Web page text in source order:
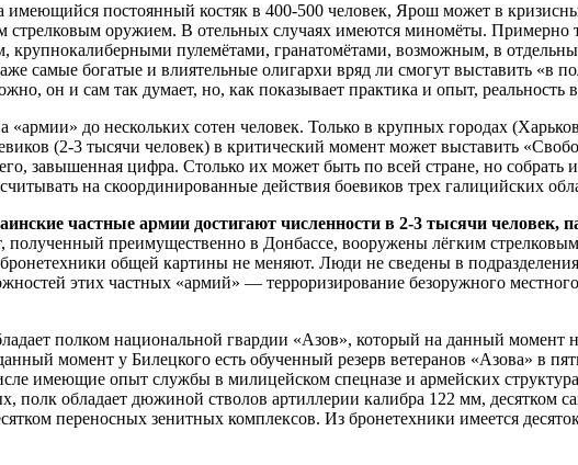
постоянный костяк в 400-500 человек, Ярош может в
стрелковым оружием. В отельных случаях имеются миномёты.
крупнокалиберными пулемётами, гранатомётами, возможным, в
самые богатые и влиятельные олигархи вряд ли смогут выставить «в
он и сам так думает, но, как показывает практика и опыт, реальность
до нескольких сотен человек. Только в крупных городах
(2-3 тысячи человек) в критический момент может выставить
завышенная цифра. Столько их может быть по всей стране, но
на скоординированные действия боевиков трех галицийских
частные армии достигают численности в 2-3 тысячи человек,
преимущественно в Донбассе, вооружены лёгким
общей картины не меняют. Люди не сведены в
этих частных «армий» — терроризирование безоружного
полком национальной гвардии «Азов», который на данный момент
момент у Билецкого есть обученный резерв ветеранов «Азова» в
имеющие опыт службы в милицейском спецназе и армейских
полк обладает дюжиной стволов артиллерии калибра 122 мм,
переносных зенитных комплексов. Из бронетехники имеется